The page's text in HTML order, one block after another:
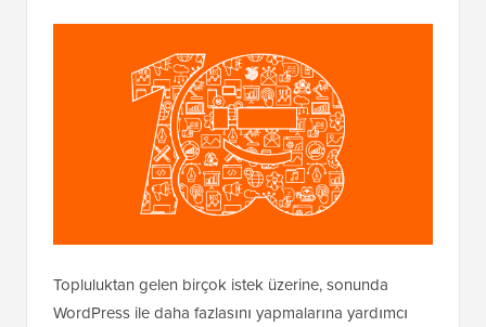
Topluluktan gelen birçok istek üzerine, sonunda
WordPress ile daha fazlasını yapmalarına yardımcı